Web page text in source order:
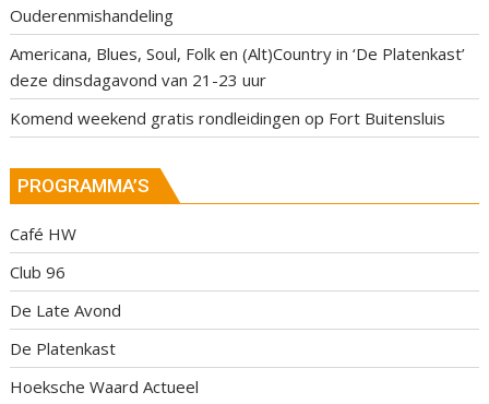
Ouderenmishandeling
Americana, Blues, Soul, Folk en (Alt)Country in ‘De Platenkast’
deze dinsdagavond van 21-23 uur
Komend weekend gratis rondleidingen op Fort Buitensluis
PROGRAMMA’S
Café HW
Club 96
De Late Avond
De Platenkast
Hoeksche Waard Actueel